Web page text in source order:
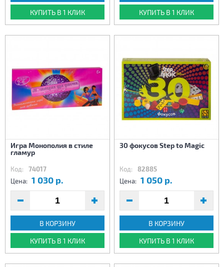
КУПИТЬ В 1 КЛИК КУПИТЬ В 1 КЛИК
Игра Монополия в стиле
гламур
Код: 74017
Цена: 1 030 р.
В КОРЗИНУ
КУПИТЬ В 1 КЛИК
30 фокусов Step to Magic
Код: 82885
Цена: 1 050 р.
В КОРЗИНУ
КУПИТЬ В 1 КЛИК